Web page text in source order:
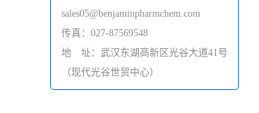
sales05@benjaminpharmchem.com
传真：027-87569548
地 址：武汉东湖高新区光谷大道41号
（现代光谷世贸中心）